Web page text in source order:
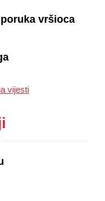
vršioca
vijesti